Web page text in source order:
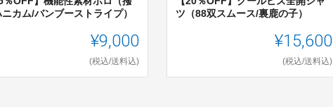
カム/バンブーストライプ）
¥9,000
(税込/送料込)
ツ（88双スムース/裏鹿の子）
¥15,600
(税込/送料込)